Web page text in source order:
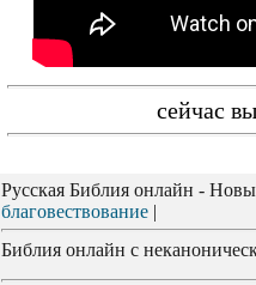
сейчас
Русская Библия онлайн -
благовествование |
Библия онлайн с